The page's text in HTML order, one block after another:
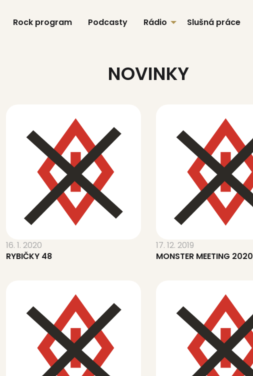
Rock program Podcasty Rádio Slušná práce
NOVINKY
16. 1. 2020
RYBIČKY 48
17. 12. 2019
MONSTER MEETING 2020